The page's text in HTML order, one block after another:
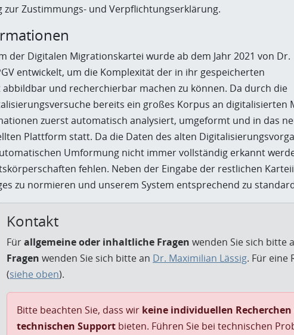
zur Zustimmungs- und Verpflichtungserklärung.
der Digitalen Migrationskartei wurde ab dem Jahr 2021 von Dr.
entwickelt, um die Komplexität der in ihr gespeicherten
und recherchierbar machen zu können. Da durch die
bereits ein großes Korpus an
zuerst automatisch analysiert, umgeformt und in das
Plattform statt. Da die Daten des alten
Umformung nicht immer vollständig erkannt
fehlen. Neben der Eingabe der restlichen
zu normieren und unserem System entsprechend zu
Kontakt
Fürallgemeine oder inhaltliche Fragen wenden Sie sich bitte
Fragen wenden Sie sich bitte an Dr. Maximilian Lässig. Für eine
(siehe oben).
Bitte beachten Sie, dass wir keine individuellen Recherchen
technischen Support bieten. Führen Sie bei technischen